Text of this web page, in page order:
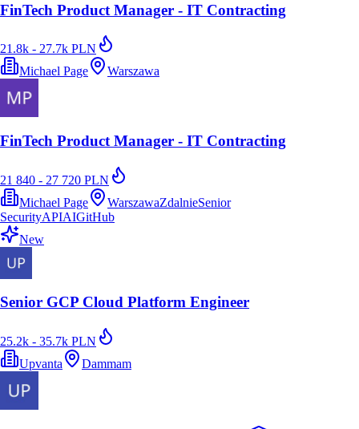
FinTech Product Manager - IT Contracting
21.8k - 27.7k PLN
Michael Page
Warszawa
FinTech Product Manager - IT Contracting
21 840 - 27 720 PLN
Michael Page
WarszawaZdalnieSenior
SecurityAPIAIGitHub
New
Senior GCP Cloud Platform Engineer
25.2k - 35.7k PLN
Upvanta
Dammam